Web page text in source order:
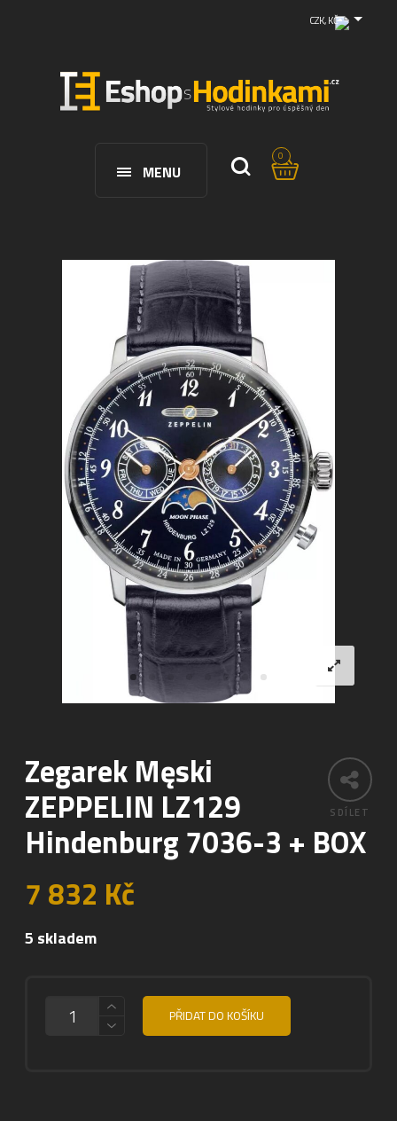
CZK, KČ
MENU
0
SDÍLET
Zegarek Męski
ZEPPELIN LZ129
Hindenburg 7036-3 + BOX
7 832 Kč
5 skladem
PŘIDAT DO KOŠÍKU